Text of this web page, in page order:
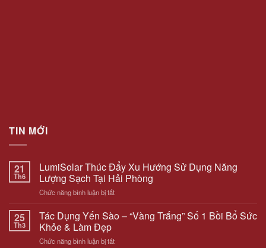
TIN MỚI
21
Th6
LumiSolar Thúc Đẩy Xu Hướng Sử Dụng Năng
Lượng Sạch Tại Hải Phòng
Chức năng bình luận bị tắtở
Thúc
Đẩy
Hướng
25
Th3
Tác Dụng Yến Sào – “Vàng Trắng” Số 1 Bồi Bổ Sức
Khỏe & Làm Đẹp
Chức năng bình luận bị tắtở